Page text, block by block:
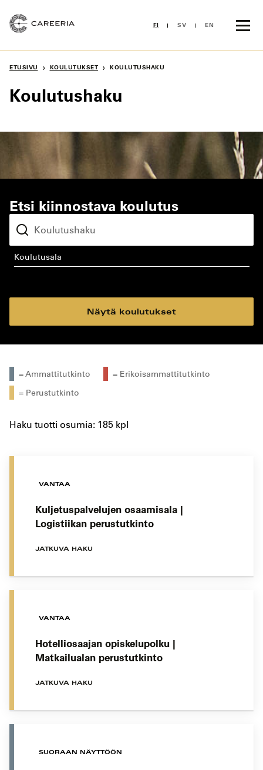
sisältöön
FI SV EN
ETUSIVU › KOULUTUKSET › KOULUTUSHAKU
Koulutushaku
Etsi kiinnostava koulutus
koulutusala
Näytä koulutukset
= Ammattitutkinto
= Erikoisammattitutkinto
= Perustutkinto
Haku tuotti osumia: 185 kpl
VANTAA
Kuljetuspalvelujen osaamisala |
Logistiikan perustutkinto
JATKUVA HAKU
VANTAA
Hotelliosaajan opiskelupolku |
Matkailualan perustutkinto
JATKUVA HAKU
SUORAAN NÄYTTÖÖN